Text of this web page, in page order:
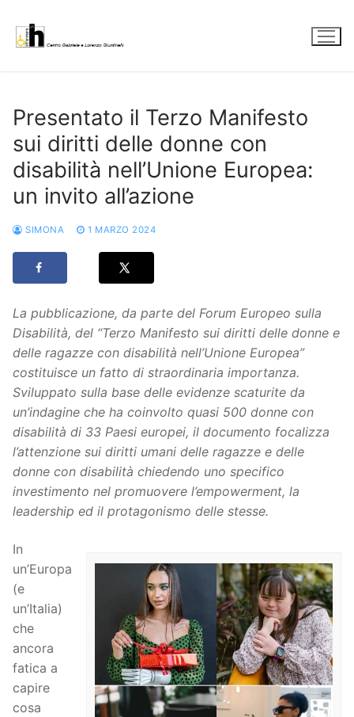
contenuto
Presentato il Terzo Manifesto
sui diritti delle donne con
disabilità nell’Unione Europea:
un invito all’azione
SIMONA 1 MARZO 2024
La pubblicazione, da parte del Forum Europeo sulla
Disabilità, del “Terzo Manifesto sui diritti delle donne e
delle ragazze con disabilità nell’Unione Europea”
costituisce un fatto di straordinaria importanza.
Sviluppato sulla base delle evidenze scaturite da
un’indagine che ha coinvolto quasi 500 donne con
disabilità di 33 Paesi europei, il documento focalizza
l’attenzione sui diritti umani delle ragazze e delle
donne con disabilità chiedendo uno specifico
investimento nel promuovere l’empowerment, la
leadership ed il protagonismo delle stesse.
In
un’Europa
(e
un’Italia)
che
ancora
fatica a
capire
cosa